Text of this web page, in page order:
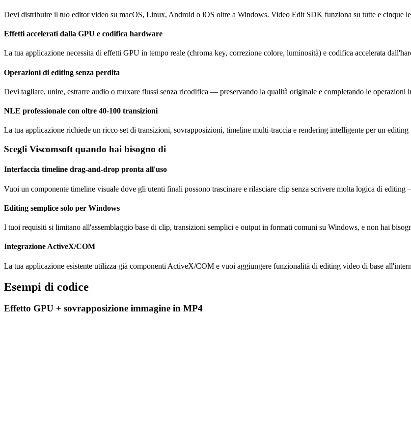
Devi distribuire il tuo editor video su macOS, Linux, Android o iOS oltre a Windows. Video Edit SDK funziona su tutte e cinque
Effetti accelerati dalla GPU e codifica hardware
La tua applicazione necessita di effetti GPU in tempo reale (chroma key, correzione colore, luminosità) e codifica accelerata
Operazioni di editing senza perdita
Devi tagliare, unire, estrarre audio o muxare flussi senza ricodifica — preservando la qualità originale e completando le operazioni
NLE professionale con oltre 40-100 transizioni
La tua applicazione richiede un ricco set di transizioni, sovrapposizioni, timeline multi-traccia e rendering intelligente per un
Scegli Viscomsoft quando hai bisogno di
Interfaccia timeline drag-and-drop pronta all'uso
Vuoi un componente timeline visuale dove gli utenti finali possono trascinare e rilasciare clip senza scrivere molta logica di
Editing semplice solo per Windows
I tuoi requisiti si limitano all'assemblaggio base di clip, transizioni semplici e output in formati comuni su Windows, e non hai
Integrazione ActiveX/COM
La tua applicazione esistente utilizza già componenti ActiveX/COM e vuoi aggiungere funzionalità di editing video di base
Esempi di codice
Effetto GPU + sovrapposizione immagine in MP4